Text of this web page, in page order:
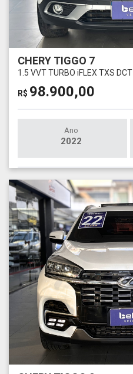
CHERY TIGGO 7
1.5 VVT TURBO iFLEX TXS DCT
R$ 98.900,00
Ano
2022